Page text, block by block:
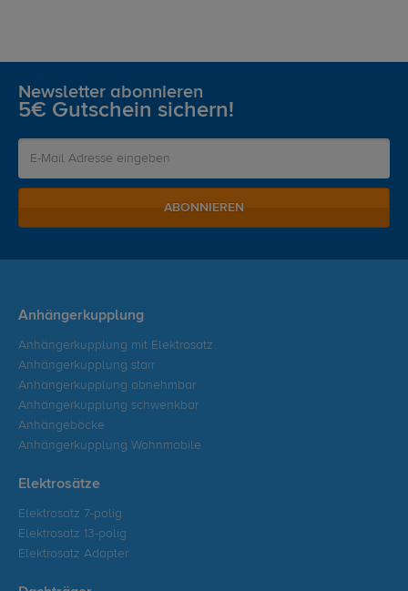
Newsletter abonnieren
5€ Gutschein sichern!
ABONNIEREN
Anhängerkupplung
Anhängerkupplung mit Elektrosatz
Anhängerkupplung starr
Anhängerkupplung abnehmbar
Anhängerkupplung schwenkbar
Anhängeböcke
Anhängerkupplung Wohnmobile
Elektrosätze
Elektrosatz 7-polig
Elektrosatz 13-polig
Elektrosatz Adapter